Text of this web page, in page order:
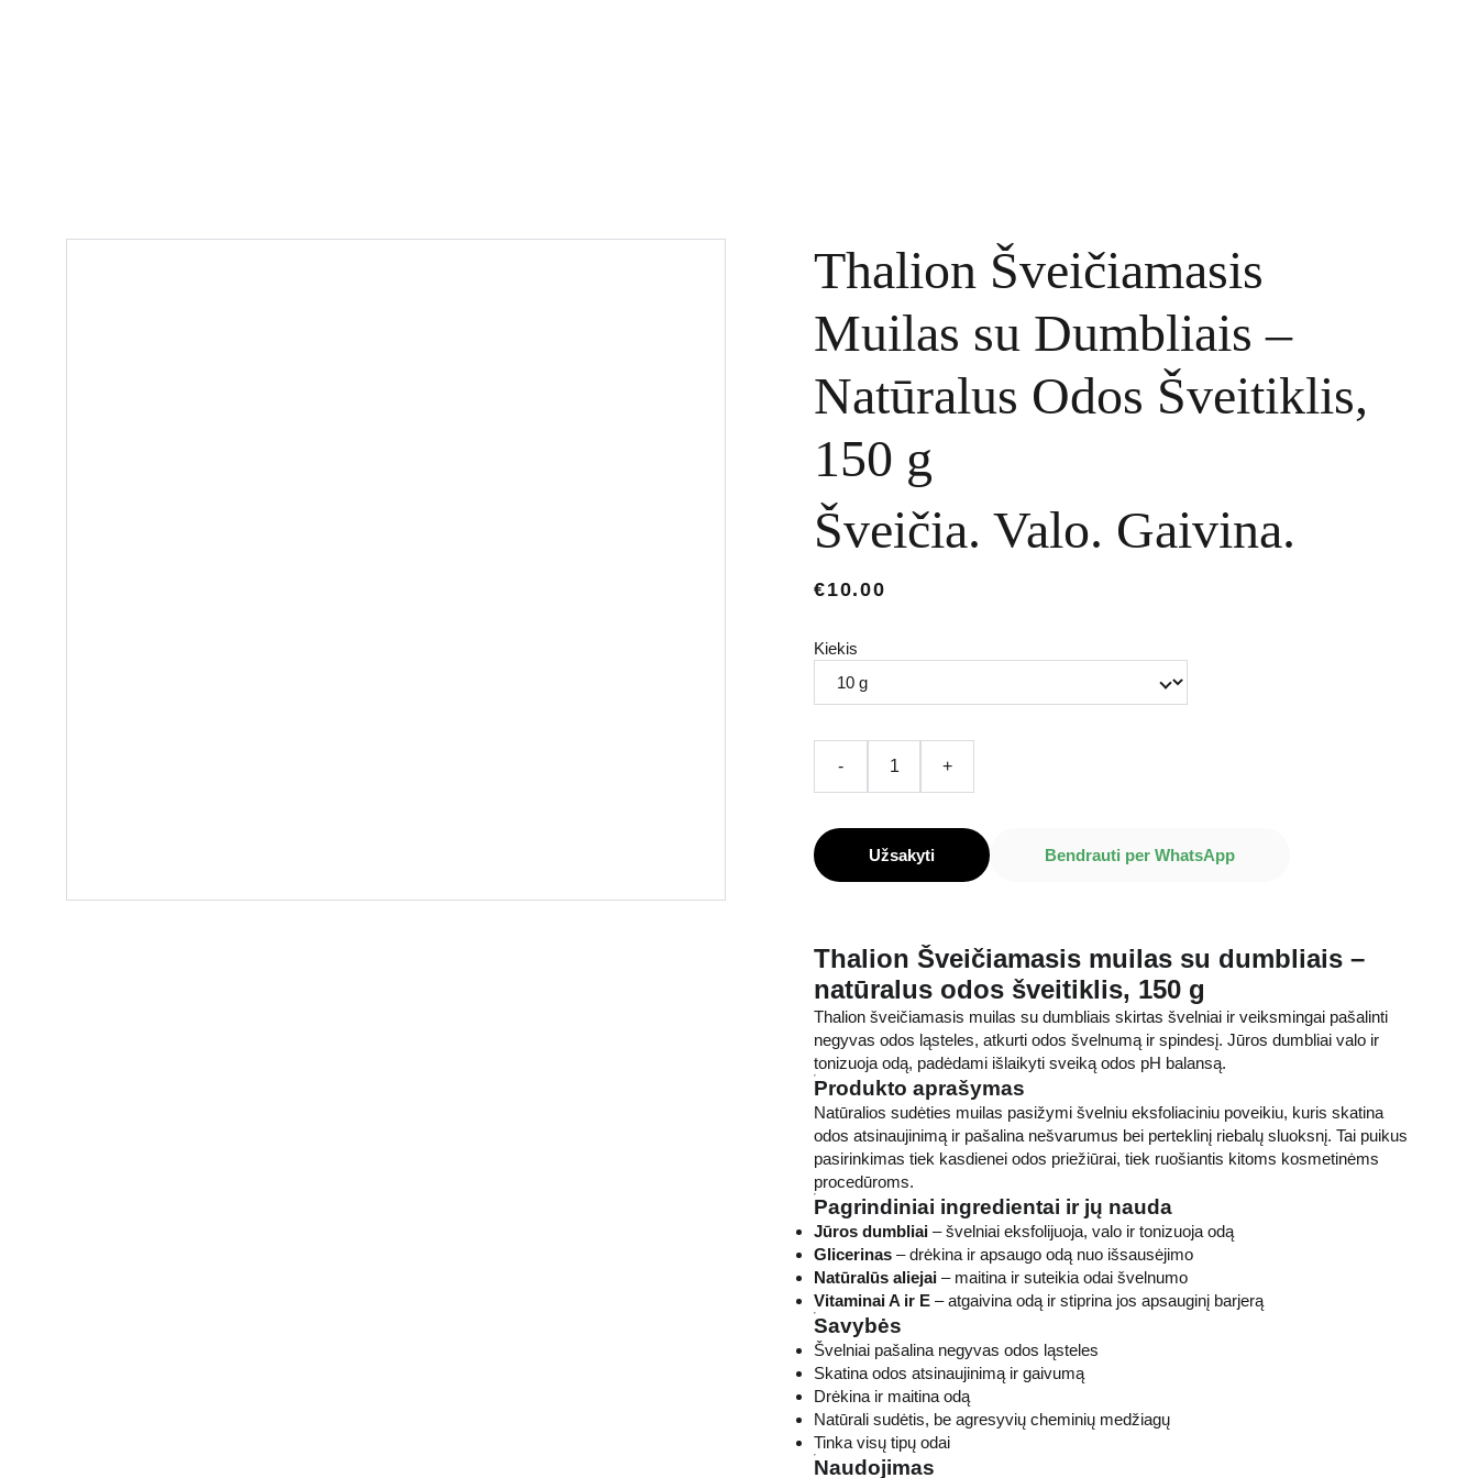
Thalion Šveičiamasis
Muilas su Dumbliais –
Natūralus Odos Šveitiklis,
150 g
Šveičia. Valo. Gaivina.
€10.00
Kiekis
- +
Užsakyti Bendrauti per WhatsApp
Thalion Šveičiamasis muilas su dumbliais –
natūralus odos šveitiklis, 150 g
Thalion šveičiamasis muilas su dumbliais skirtas švelniai ir veiksmingai pašalinti
negyvas odos ląsteles, atkurti odos švelnumą ir spindesį. Jūros dumbliai valo ir
tonizuoja odą, padėdami išlaikyti sveiką odos pH balansą.
Produkto aprašymas
Natūralios sudėties muilas pasižymi švelniu eksfoliaciniu poveikiu, kuris skatina
odos atsinaujinimą ir pašalina nešvarumus bei perteklinį riebalų sluoksnį. Tai puikus
pasirinkimas tiek kasdienei odos priežiūrai, tiek ruošiantis kitoms kosmetinėms
procedūroms.
Pagrindiniai ingredientai ir jų nauda
Jūros dumbliai – švelniai eksfolijuoja, valo ir tonizuoja odą
Glicerinas – drėkina ir apsaugo odą nuo išsausėjimo
Natūralūs aliejai – maitina ir suteikia odai švelnumo
Vitaminai A ir E – atgaivina odą ir stiprina jos apsauginį barjerą
Savybės
Švelniai pašalina negyvas odos ląsteles
Skatina odos atsinaujinimą ir gaivumą
Drėkina ir maitina odą
Natūrali sudėtis, be agresyvių cheminių medžiagų
Tinka visų tipų odai
Naudojimas